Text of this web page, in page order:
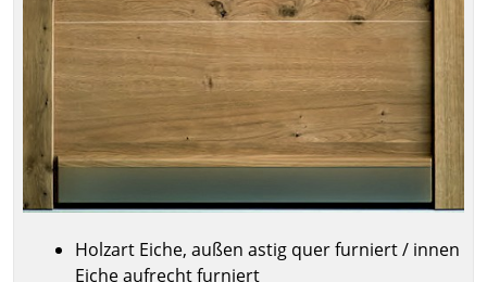
Holzart Eiche, außen astig quer furniert / innen
Eiche aufrecht furniert